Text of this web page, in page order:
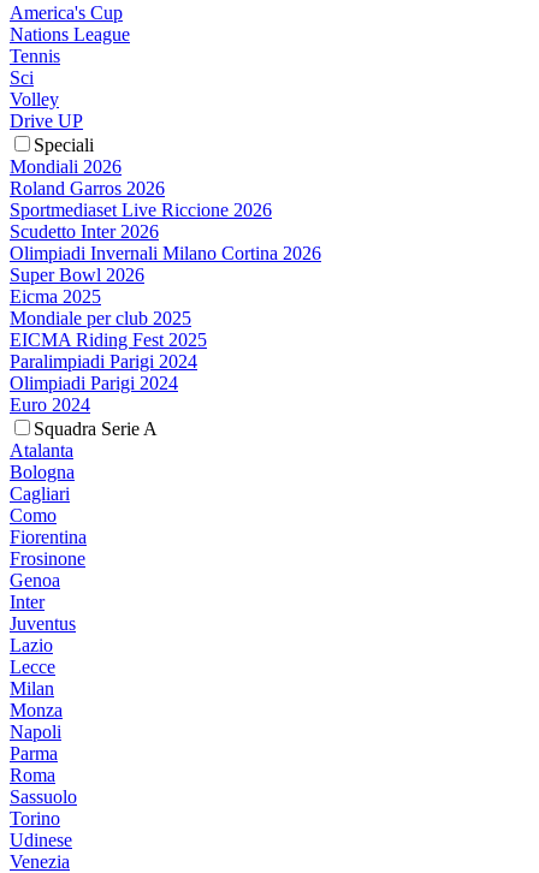
America's Cup
Nations League
Tennis
Sci
Volley
Drive UP
Speciali
Mondiali 2026
Roland Garros 2026
Sportmediaset Live Riccione 2026
Scudetto Inter 2026
Olimpiadi Invernali Milano Cortina 2026
Super Bowl 2026
Eicma 2025
Mondiale per club 2025
EICMA Riding Fest 2025
Paralimpiadi Parigi 2024
Olimpiadi Parigi 2024
Euro 2024
Squadra Serie A
Atalanta
Bologna
Cagliari
Como
Fiorentina
Frosinone
Genoa
Inter
Juventus
Lazio
Lecce
Milan
Monza
Napoli
Parma
Roma
Sassuolo
Torino
Udinese
Venezia